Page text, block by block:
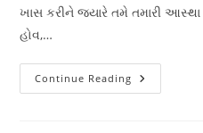
ખાસ કરીને જ્યારે તમે તમારી
હોવ,…
Continue Reading 200+
Best